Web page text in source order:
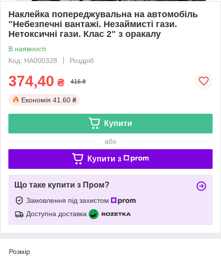
Наклейка попереджувальна на автомобіль
"Небезпечні вантажі. Незаймисті гази.
Нетоксичні гази. Клас 2" з оракалу
В наявності
Код: НА000328
Роздріб
374,40 ₴ 416 ₴
Економія 41.60 ₴
Купити
або
Купити з
Що таке купити з Пром?
Замовлення під захистом
Доступна доставка
Розмір